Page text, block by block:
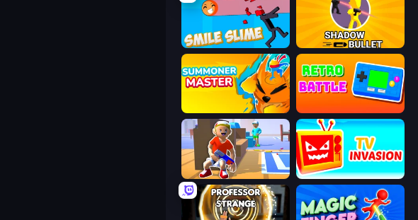
Smile Slime Shadow Bullet
Summoner Master Retro Battle
Blaster Pranks TV Invasion